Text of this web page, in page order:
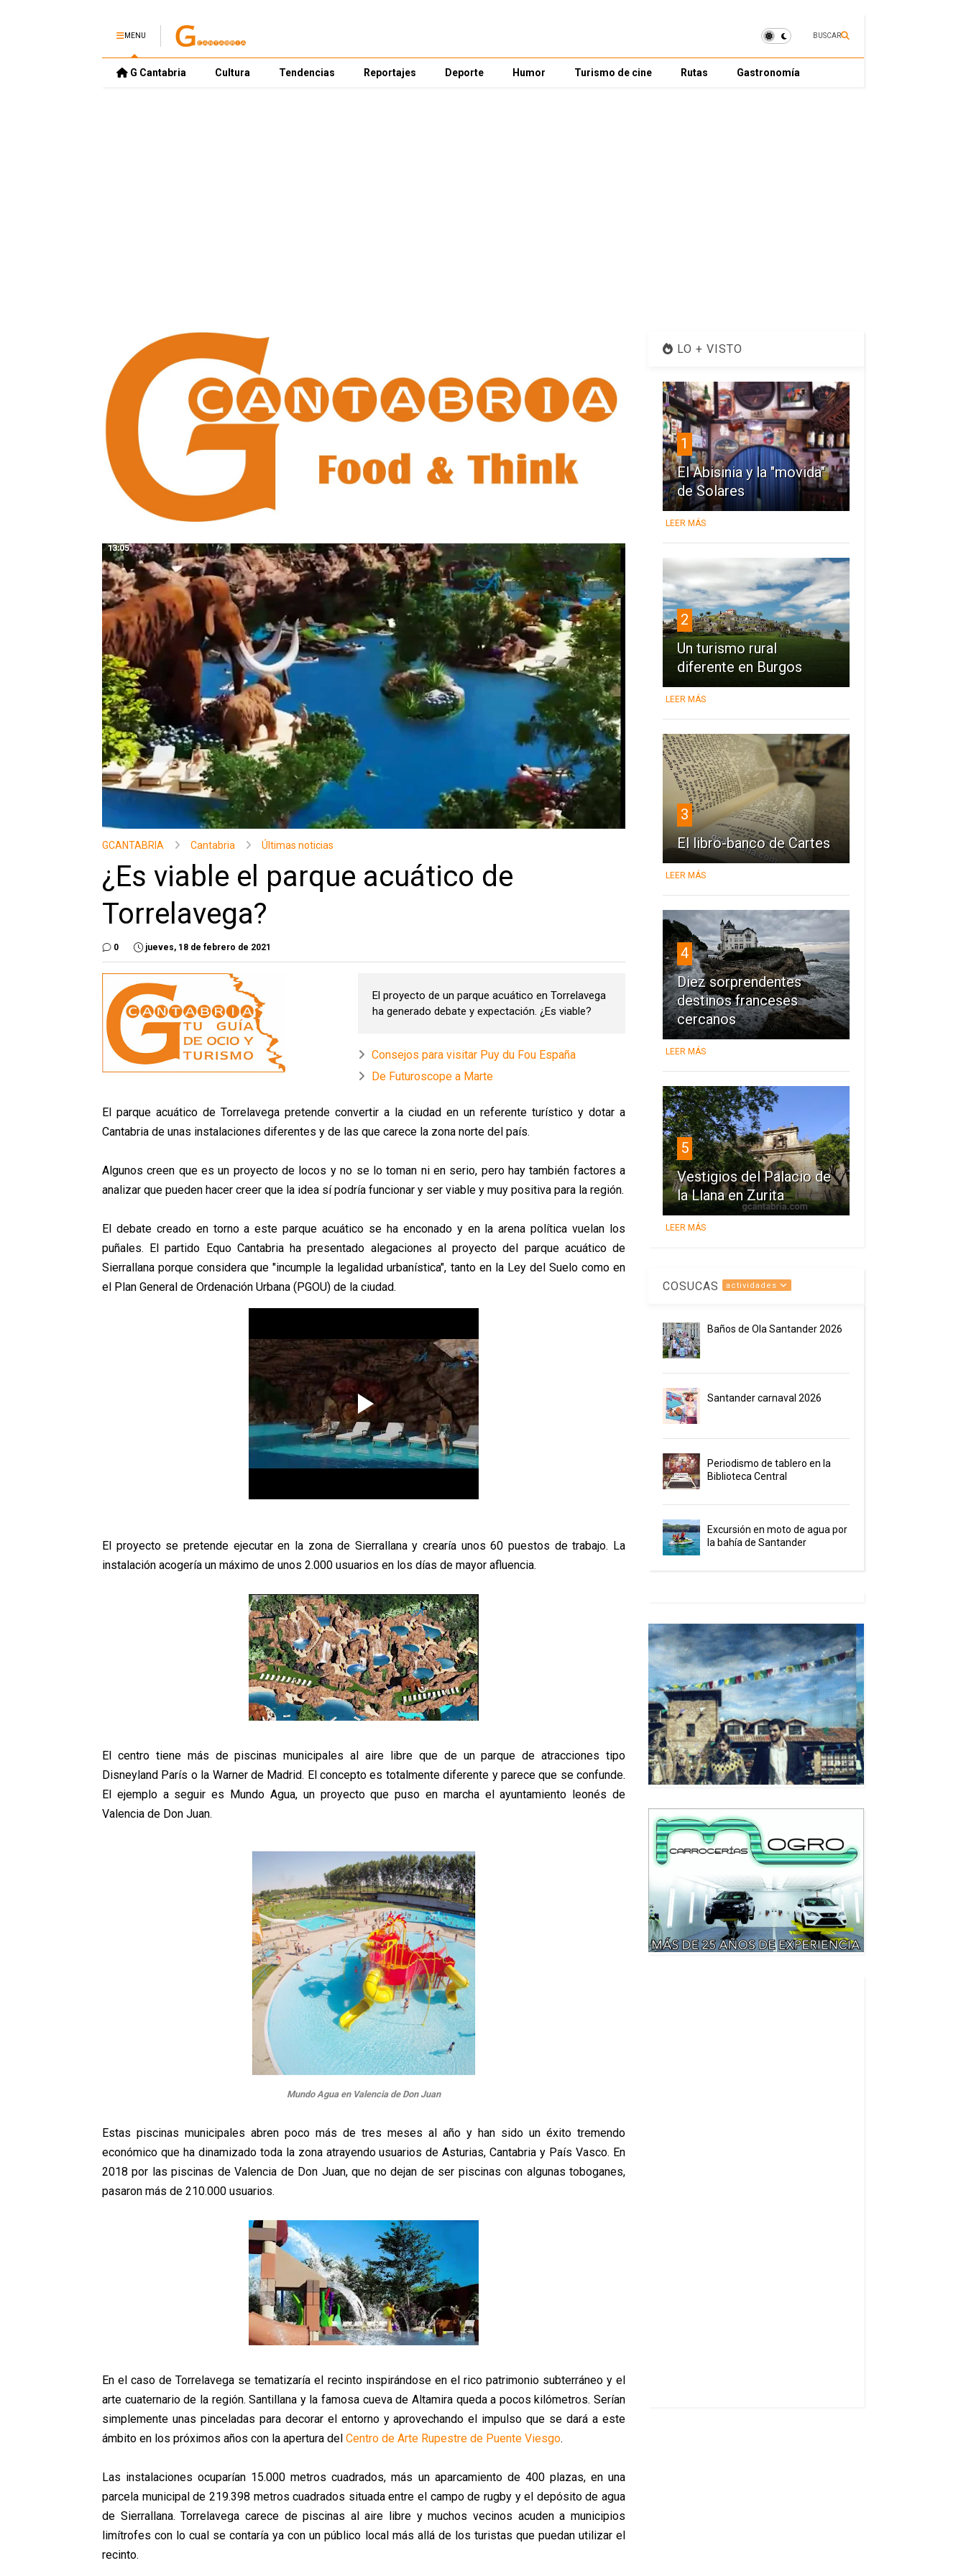
MENU BUSCAR
G Cantabria Cultura Tendencias Reportajes Deporte Humor Turismo de cine Rutas Gastronomía
GCANTABRIA Cantabria Últimas noticias
¿Es viable el parque acuático de
Torrelavega?
0 jueves, 18 de febrero de 2021
El proyecto de un parque acuático en Torrelavega
ha generado debate y expectación. ¿Es viable?
Consejos para visitar Puy du Fou España
De Futuroscope a Marte
El parque acuático de Torrelavega pretende convertir a la ciudad en un referente turístico y dotar a
Cantabria de unas instalaciones diferentes y de las que carece la zona norte del país.
Algunos creen que es un proyecto de locos y no se lo toman ni en serio, pero hay también factores a
analizar que pueden hacer creer que la idea sí podría funcionar y ser viable y muy positiva para la región.
El debate creado en torno a este parque acuático se ha enconado y en la arena política vuelan los
puñales. El partido Equo Cantabria ha presentado alegaciones al proyecto del parque acuático de
Sierrallana porque considera que "incumple la legalidad urbanística", tanto en la Ley del Suelo como en
el Plan General de Ordenación Urbana (PGOU) de la ciudad.
El proyecto se pretende ejecutar en la zona de Sierrallana y crearía unos 60 puestos de trabajo. La
instalación acogería un máximo de unos 2.000 usuarios en los días de mayor afluencia.
El centro tiene más de piscinas municipales al aire libre que de un parque de atracciones tipo
Disneyland París o la Warner de Madrid. El concepto es totalmente diferente y parece que se confunde.
El ejemplo a seguir es Mundo Agua, un proyecto que puso en marcha el ayuntamiento leonés de
Valencia de Don Juan.
Mundo Agua en Valencia de Don Juan
Estas piscinas municipales abren poco más de tres meses al año y han sido un éxito tremendo
económico que ha dinamizado toda la zona atrayendo usuarios de Asturias, Cantabria y País Vasco. En
2018 por las piscinas de Valencia de Don Juan, que no dejan de ser piscinas con algunas toboganes,
pasaron más de 210.000 usuarios.
En el caso de Torrelavega se tematizaría el recinto inspirándose en el rico patrimonio subterráneo y el
arte cuaternario de la región. Santillana y la famosa cueva de Altamira queda a pocos kilómetros. Serían
simplemente unas pinceladas para decorar el entorno y aprovechando el impulso que se dará a este
ámbito en los próximos años con la apertura del Centro de Arte Rupestre de Puente Viesgo.
Las instalaciones ocuparían 15.000 metros cuadrados, más un aparcamiento de 400 plazas, en una
parcela municipal de 219.398 metros cuadrados situada entre el campo de rugby y el depósito de agua
de Sierrallana. Torrelavega carece de piscinas al aire libre y muchos vecinos acuden a municipios
limítrofes con lo cual se contaría ya con un público local más allá de los turistas que puedan utilizar el
recinto.
LO + VISTO
1
El Abisinia y la "movida"
de Solares
LEER MÁS
2
Un turismo rural
diferente en Burgos
LEER MÁS
3
El libro-banco de Cartes
LEER MÁS
4
Diez sorprendentes
destinos franceses
cercanos
LEER MÁS
5
Vestigios del Palacio de
la Llana en Zurita
LEER MÁS
COSUCAS actividades
Baños de Ola Santander 2026
Santander carnaval 2026
Periodismo de tablero en la
Biblioteca Central
Excursión en moto de agua por
la bahía de Santander